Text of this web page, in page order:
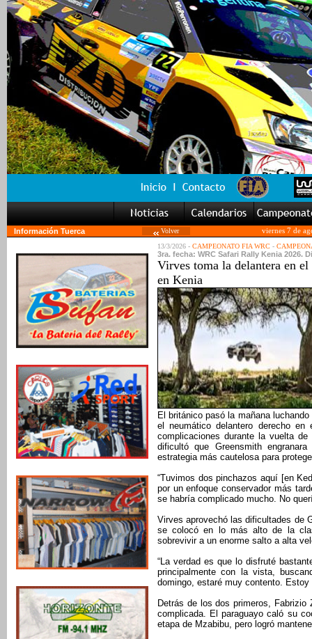
Información Tuerca Volver
viernes 7 de
13/3/2026 - CAMPEONATO FIA WRC -
3ra. fecha: WRC Safari Rally Kenia 2026.
Virves toma la delantera en
en Kenia
El británico pasó la mañana
el neumático delantero derecho
complicaciones durante la vuelta
dificultó que Greensmith
estrategia más cautelosa para
“Tuvimos dos pinchazos aquí [en
por un enfoque conservador más
se habría complicado mucho. No
Virves aprovechó las dificultades de
se colocó en lo más alto de la
sobrevivir a un enorme salto a alta
“La verdad es que lo disfruté
principalmente con la vista,
domingo, estaré muy contento.
Detrás de los dos primeros,
complicada. El paraguayo caló su
etapa de Mzabibu, pero logró